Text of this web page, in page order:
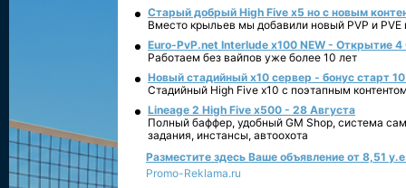
Старый добрый High Five x5 но с новым
Вместо крыльев мы добавили новый PVP и PVE
Euro-PvP.net Interlude х100 NEW - Открытие 4
Работаем без вайпов уже более 10 лет
Новый стадийный х10 сервер - бонус старт
Стадийный High Five x10 с поэтапным
Lineage 2 High Five x500 - 28 Августа
Полный баффер, удобный GM Shop, система
задания, инстансы, автоохота
Разместите здесь Ваше объявление от 8,51
Promo-Reklama.ru